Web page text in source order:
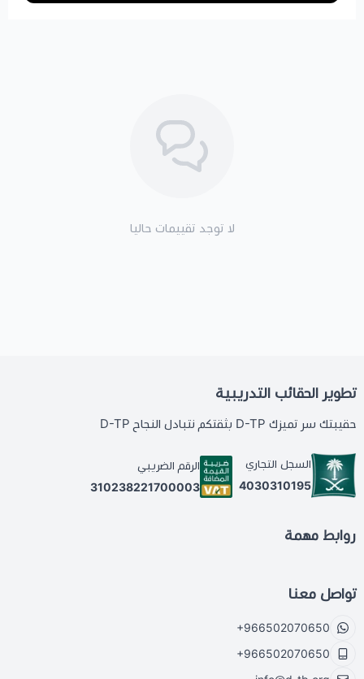
لا توجد تقييمات حاليا
تطوير الحقائب التدريبية
حقيبتك سر تميزك D-TP بثقتكم نتبادل النجاح D-TP
السجل التجاري
4030310195
الرقم الضريبي
310238221700003
روابط مهمة
تواصل معنا
+966502070650
+966502070650